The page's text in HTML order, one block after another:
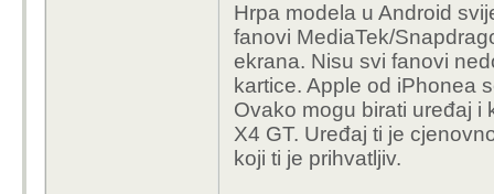
Hrpa modela u Android
fanovi MediaTek/
ekrana. Nisu svi fanovi
kartice. Apple od iPhonea
Ovako mogu birati uređaj i
X4 GT. Uređaj ti je
koji ti je prihvatljiv.